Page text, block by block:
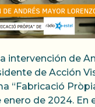
intervención de
de Acción
“Fabricació
enero de 2024. En